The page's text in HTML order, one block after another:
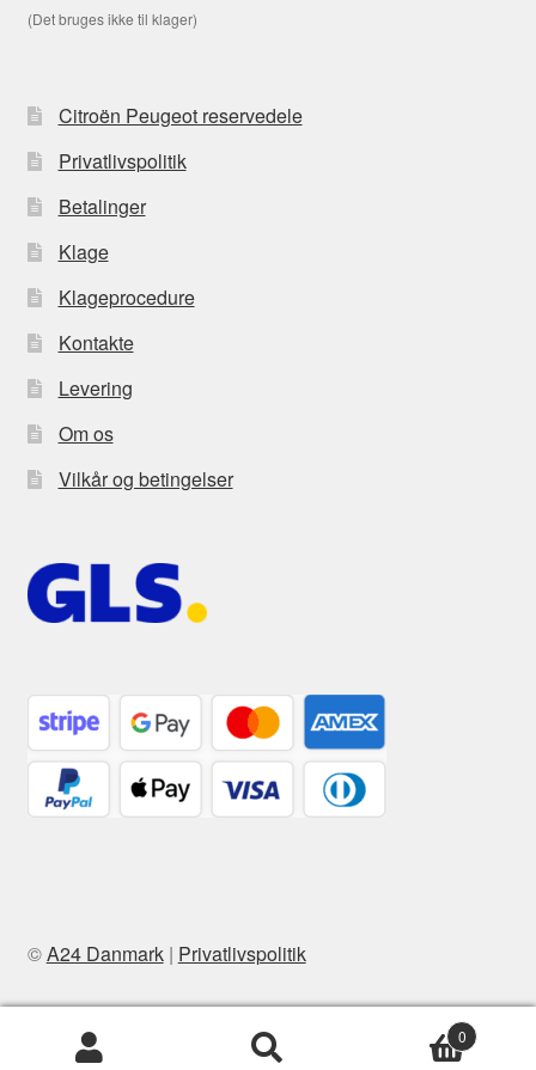
(Det bruges ikke til klager)
Citroën Peugeot reservedele
Privatlivspolitik
Betalinger
Klage
Klageprocedure
Kontakte
Levering
Om os
Vilkår og betingelser
©A24 Danmark| Privatlivspolitik
0